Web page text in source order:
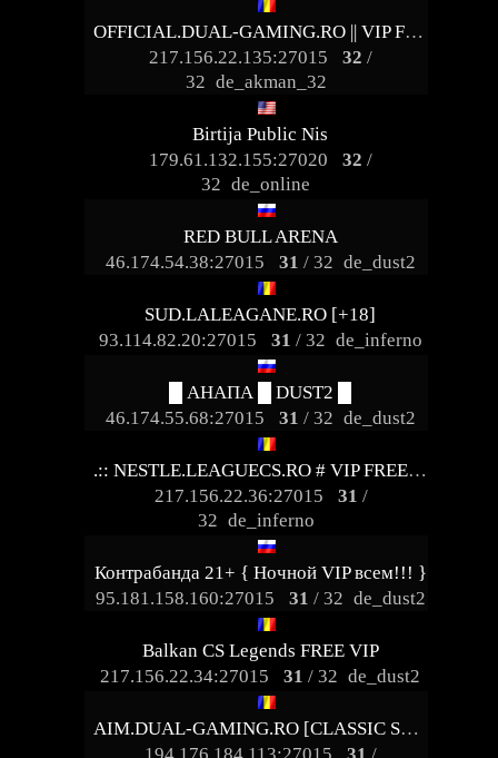
OFFICIAL.DUAL-GAMING.RO || VIP FREE
217.156.22.135:27015
32 /
32 de_akman_32
Birtija Public Nis
179.61.132.155:27020
32 /
32 de_online
RED BULL ARENA
46.174.54.38:27015
31 / 32 de_dust2
SUD.LALEAGANE.RO [+18]
93.114.82.20:27015
31 / 32 de_inferno
█ АНАПА █ DUST2 █
46.174.55.68:27015
31 / 32 de_dust2
.:: NESTLE.LEAGUECS.RO # VIP FREE 24/7 ::.
217.156.22.36:27015
31 /
32 de_inferno
Контрабанда 21+ { Ночной VIP всем!!! }
95.181.158.160:27015
31 / 32 de_dust2
Balkan CS Legends FREE VIP
217.156.22.34:27015
31 / 32 de_dust2
AIM.DUAL-GAMING.RO [CLASSIC SERVER + VIP]